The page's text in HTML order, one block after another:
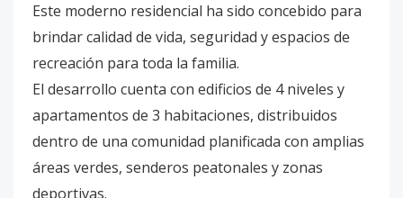
Este moderno residencial ha sido concebido para
brindar calidad de vida, seguridad y espacios de
recreación para toda la familia.
El desarrollo cuenta con edificios de 4 niveles y
apartamentos de 3 habitaciones, distribuidos
dentro de una comunidad planificada con amplias
áreas verdes, senderos peatonales y zonas
deportivas.